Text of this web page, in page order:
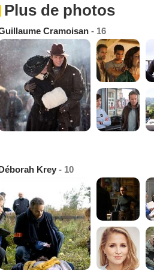
Plus de photos
Cramoisan - 16
Krey - 10